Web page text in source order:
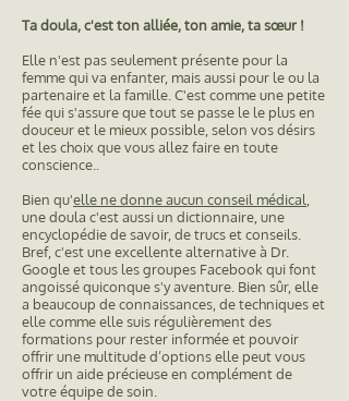
Ta doula, c'est ton alliée, ton amie, tasœur !
Elle n'est pas seulement présente pour la
femme qui va enfanter, mais aussi pour le ou la
partenaire et la famille. C'est comme une petite
fée qui s'assure que tout se passe le le plus en
douceur et le mieux possible, selon vos désirs
et les choix que vous allez faire en toute
conscience..
Bien qu'elle ne donne aucun conseil médical
une doula c'est aussi un dictionnaire, une
encyclopédie de savoir, de trucs et conseils.
Bref, c'est une excellente alternative à Dr.
Google et tous les groupes Facebook qui font
angoissé quiconque s'y aventure. Bien sûr, elle
a beaucoup de connaissances, de techniques et
elle comme elle suis régulièrement des
formations pour rester informée et pouvoir
offrir une multitude d’options elle peut vous
offrir un aide précieuse en complément de
votre équipe de soin.